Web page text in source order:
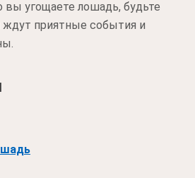
вы угощаете лошадь, будьте
приятные события и